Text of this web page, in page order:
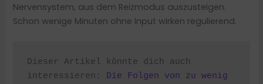
Nervensystem, aus dem Reizmodus auszusteigen.
Schon wenige Minuten ohne Input wirken regulierend.
Dieser Artikel könnte dich auch
interessieren:
Die Folgen von zu wenig